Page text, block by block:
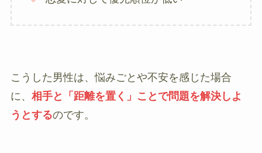
こうした男性は、悩みごとや不安を感じた場合
に、 相手と「距離を置く」ことで問題を解決しよ
うとするのです。